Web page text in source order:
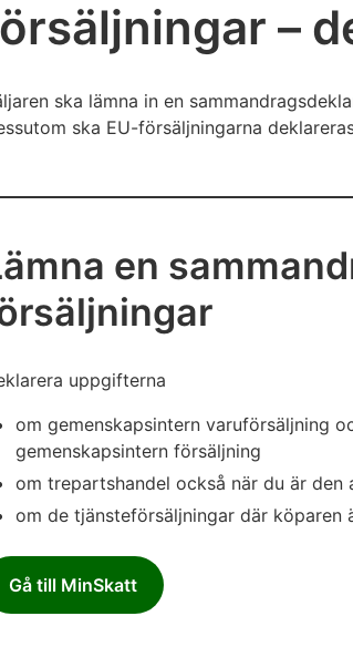
–
ska lämna in en
ska EU-försäljningarna
en
uppgifterna
om gemenskapsintern varuförsäljning
gemenskapsintern försäljning
om trepartshandel också när du är den
om de tjänsteförsäljningar där
Gå till MinSkatt